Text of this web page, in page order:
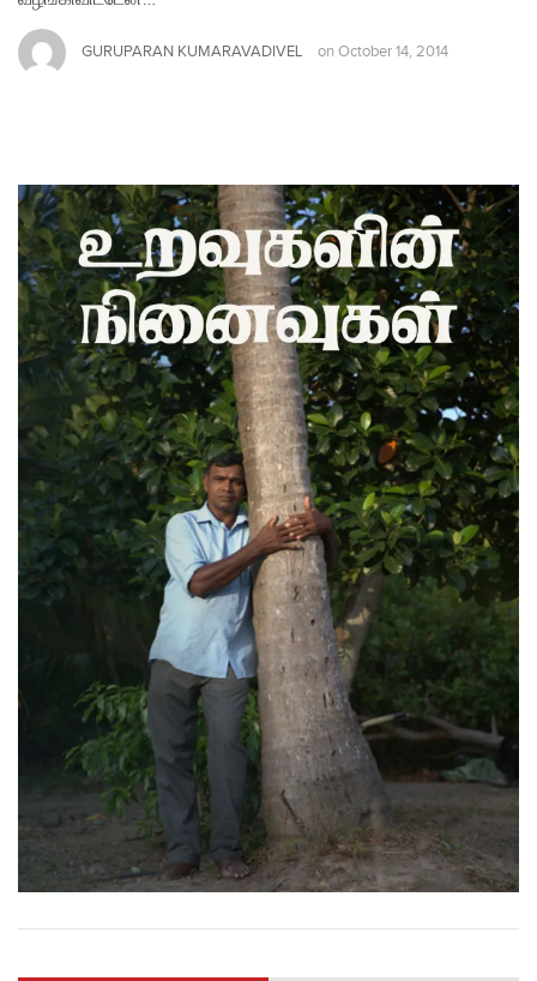
GURUPARAN KUMARAVADIVEL on October 14, 2014